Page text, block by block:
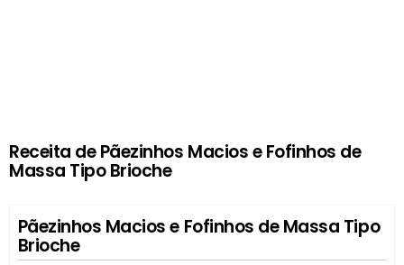
Receita de Pãezinhos Macios e Fofinhos de
Massa Tipo Brioche
Pãezinhos Macios e Fofinhos de Massa Tipo
Brioche